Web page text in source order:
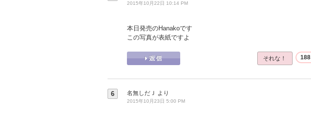
2015年10月22日 10:14 PM
本日発売のHanakoです
この写真が表紙ですよ
それな！ 188
6 名無しだＪ より
2015年10月23日 5:00 PM